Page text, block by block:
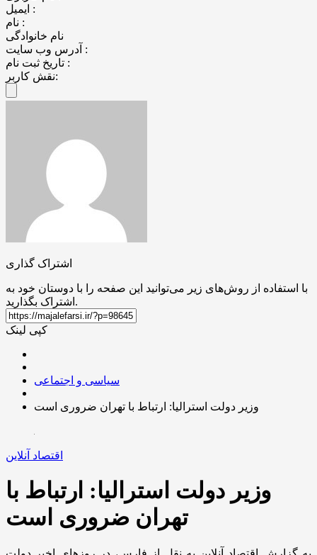
ایمیل :
نام :
نام خانوادگی
آدرس وب سایت :
تاریخ ثبت نام :
نقش کاربر:
اشتراک گذاری
با استفاده از روش‌های زیر می‌توانید این صفحه را با دوستان خود به
اشتراک بگذارید.
کپی لینک
سیاسی و اجتماعی
وزیر دولت استرالیا: ارتباط با تهران ضروری است
اقتصاد آنلاین
وزیر دولت استرالیا: ارتباط با
تهران ضروری است